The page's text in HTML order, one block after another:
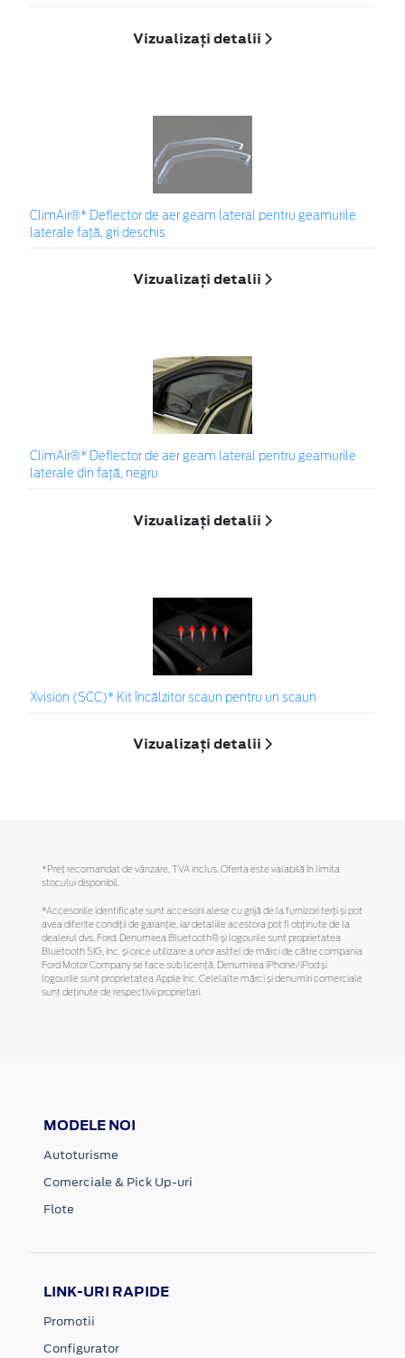
Vizualizați detalii
ClimAir®* Deflector de aer geam lateral pentru geamurile
laterale faţă, gri deschis
Vizualizați detalii
ClimAir®* Deflector de aer geam lateral pentru geamurile
laterale din faţă, negru
Vizualizați detalii
Xvision (SCC)* Kit încălzitor scaun pentru un scaun
Vizualizați detalii
*Preţ recomandat de vânzare, TVA inclus. Oferta este valabilă în limita
stocului disponibil.
*Accesoriile identificate sunt accesorii alese cu grijă de la furnizori terți și pot
avea diferite condiții de garanție, iar detaliile acestora pot fi obținute de la
dealerul dvs. Ford. Denumirea Bluetooth® și logourile sunt proprietatea
Bluetooth SIG, Inc. și orice utilizare a unor astfel de mărci de către compania
Ford Motor Company se face sub licență. Denumirea iPhone/iPod și
logourile sunt proprietatea Apple Inc. Celelalte mărci și denumiri comerciale
sunt deținute de respectivii proprietari.
MODELE NOI
Autoturisme
Comerciale & Pick Up-uri
Flote
LINK-URI RAPIDE
Promotii
Configurator